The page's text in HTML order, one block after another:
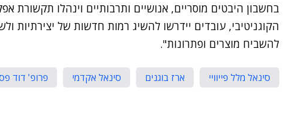
בחשבון היבטים מוסריים, אנושיים ותרבותיים וינהלו תקשורת
הקוגניטיבי, עובדים יידרשו להשיג רמות חדשות של יצירתיות
להשביח מוצרים ופתרונות".
סינאל מלל פייוויי ארז בוגנים סינאל אקדמי פרופ' דוד